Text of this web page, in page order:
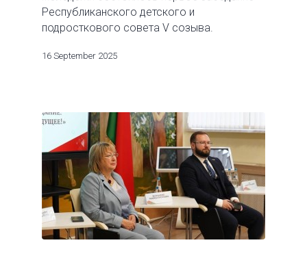
Республиканского детского и
подросткового совета V созыва.
16 September 2025